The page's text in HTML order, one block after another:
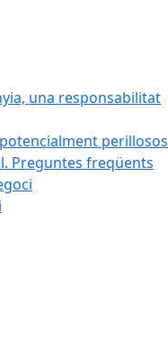
una responsabilitat
perillosos
Preguntes freqüents